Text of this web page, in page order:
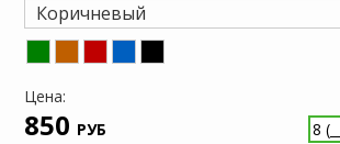
Коричневый
Цена:
850 РУБ